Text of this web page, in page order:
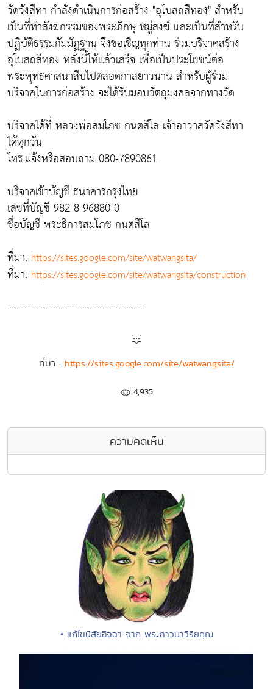
วัดวังสีทา กำลังดำเนินการก่อสร้าง "อุโบสถสีทอง" สำหรับ
เป็นที่ทำสังฆกรรมของพระภิกษุ หมู่สงฆ์ และเป็นที่สำหรับ
ปฏิบัติธรรมกัมมัฏฐาน จึงขอเชิญทุกท่าน ร่วมบริจาคสร้าง
อุโบสถสีทอง หลังนี้ให้แล้วเสร็จ เพื่อเป็นประโยชน์ต่อ
พระพุทธศาสนาสืบไปตลอดกาลยาวนาน สำหรับผู้ร่วม
บริจาคในการก่อสร้าง จะได้รับมอบวัตถุมงคลจากทางวัด
บริจาคได้ที่ หลวงพ่อสมโภช กนฺตสีโล เจ้าอาวาสวัดวังสีทา
ได้ทุกวัน
โทร.แจ้งหรือสอบถาม 080-7890861
บริจาคเข้าบัญชี ธนาคารกรุงไทย
เลขที่บัญชี 982-8-96880-0
ชื่อบัญชี พระธิการสมโภช กนฺตสีโล
ที่มา: https://sites.google.com/site/watwangsita/
ที่มา: https://sites.google.com/site/watwangsita/construction
-------------------------------------
ที่มา : https://sites.google.com/site/watwangsita/
4,935
ความคิดเห็น
• แก้ไขนิสัยอิจฉา จาก พระภาวนาวิริยคุณ